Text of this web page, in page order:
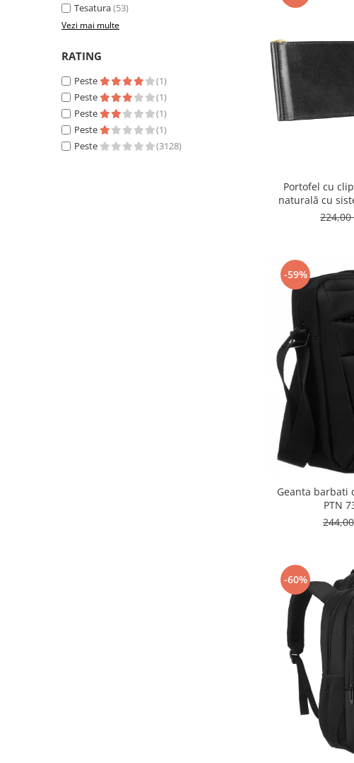
Tesatura(53)
Vezi mai multe
RATING
Peste
(1)
Peste
(1)
Peste
(1)
Peste
(1)
Peste
(3128)
Portofel cu
naturală cu
N1908-
-59%
Geanta barbati
PTN
-60%